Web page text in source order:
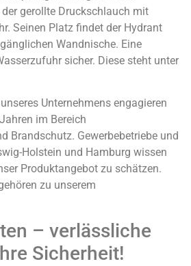
gerollte Druckschlauch mit
Seinen Platz findet der Hydrant
Wandnische. Eine
sicher. Diese steht unter
Unternehmens engagieren
im Bereich
Brandschutz. Gewerbebetriebe und
Holstein und Hamburg wissen
Produktangebot zu schätzen.
zu unserem
– verlässliche
Sicherheit!